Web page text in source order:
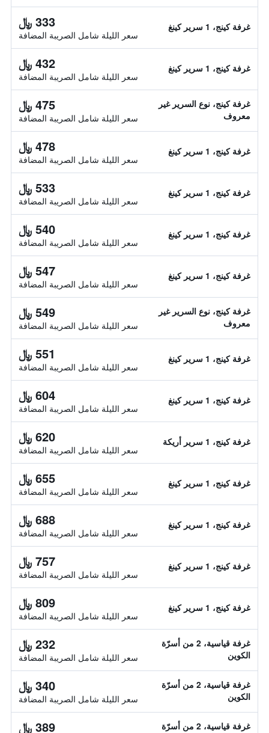
غرفة كينج، 1 سرير كينغ 333 ﷼
سعر الليلة شامل الصريبة المضافة
غرفة كينج، 1 سرير كينغ 432 ﷼
سعر الليلة شامل الصريبة المضافة
غرفة كينج، نوع السرير غير
معروف
475 ﷼
سعر الليلة شامل الصريبة المضافة
غرفة كينج، 1 سرير كينغ 478 ﷼
سعر الليلة شامل الصريبة المضافة
غرفة كينج، 1 سرير كينغ 533 ﷼
سعر الليلة شامل الصريبة المضافة
غرفة كينج، 1 سرير كينغ 540 ﷼
سعر الليلة شامل الصريبة المضافة
غرفة كينج، 1 سرير كينغ 547 ﷼
سعر الليلة شامل الصريبة المضافة
غرفة كينج، نوع السرير غير
معروف
549 ﷼
سعر الليلة شامل الصريبة المضافة
غرفة كينج، 1 سرير كينغ 551 ﷼
سعر الليلة شامل الصريبة المضافة
غرفة كينج، 1 سرير كينغ 604 ﷼
سعر الليلة شامل الصريبة المضافة
غرفة كينج، 1 سرير أريكة 620 ﷼
سعر الليلة شامل الصريبة المضافة
غرفة كينج، 1 سرير كينغ 655 ﷼
سعر الليلة شامل الصريبة المضافة
غرفة كينج، 1 سرير كينغ 688 ﷼
سعر الليلة شامل الصريبة المضافة
غرفة كينج، 1 سرير كينغ 757 ﷼
سعر الليلة شامل الصريبة المضافة
غرفة كينج، 1 سرير كينغ 809 ﷼
سعر الليلة شامل الصريبة المضافة
غرفة قياسية، 2 من أسرّة
الكوين
232 ﷼
سعر الليلة شامل الصريبة المضافة
غرفة قياسية، 2 من أسرّة
الكوين
340 ﷼
سعر الليلة شامل الصريبة المضافة
غرفة قياسية، 2 من أسرّة
389 ﷼